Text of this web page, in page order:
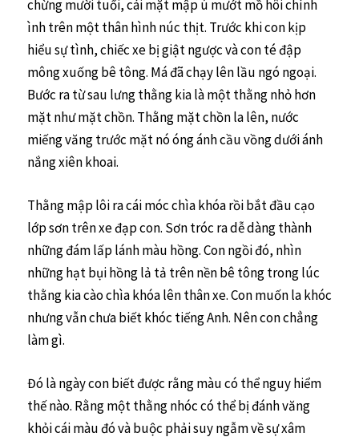
chừng mười tuổi, cái mặt mập ú mướt mồ hôi chình
ình trên một thân hình núc thịt. Trước khi con kịp
hiểu sự tình, chiếc xe bị giật ngược và con té đập
mông xuống bê tông. Má đã chạy lên lầu ngó ngoại.
Bước ra từ sau lưng thằng kia là một thằng nhỏ hơn
mặt như mặt chồn. Thằng mặt chồn la lên, nước
miếng văng trước mặt nó óng ánh cầu vồng dưới ánh
nắng xiên khoai.
Thằng mập lôi ra cái móc chìa khóa rồi bắt đầu cạo
lớp sơn trên xe đạp con. Sơn tróc ra dễ dàng thành
những đám lấp lánh màu hồng. Con ngồi đó, nhìn
những hạt bụi hồng lả tả trên nền bê tông trong lúc
thằng kia cào chìa khóa lên thân xe. Con muốn la khóc
nhưng vẫn chưa biết khóc tiếng Anh. Nên con chẳng
làm gì.
Đó là ngày con biết được rằng màu có thể nguy hiểm
thế nào. Rằng một thằng nhóc có thể bị đánh văng
khỏi cái màu đó và buộc phải suy ngẫm về sự xâm